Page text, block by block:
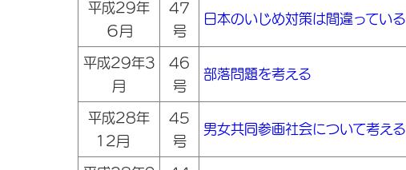
平成29年
６月
47
号
日本のいじめ対策は間違っている
平成29年3
月
46
号
部落問題を考える
平成28年
12月
45
号
男女共同参画社会について考える